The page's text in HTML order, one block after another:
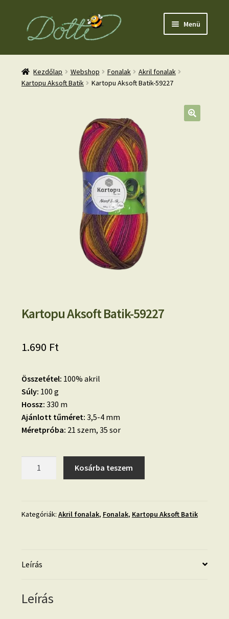
Ugrás
Kilépés
Menü
Kezdőlap Webshop Fonalak
Akril fonalak
Kartopu Aksoft Batik
Kartopu Aksoft Batik-59227
Kartopu Aksoft Batik-59227
1.690 Ft
Összetétel: 100% akril
Súly: 100 g
Hossz: 330 m
Ajánlott tűméret: 3,5-4 mm
Méretpróba: 21 szem, 35 sor
mennyiség
Kosárba teszem
Kategóriák: Akril fonalak, Fonalak, Kartopu Aksoft Batik
Leírás
Leírás